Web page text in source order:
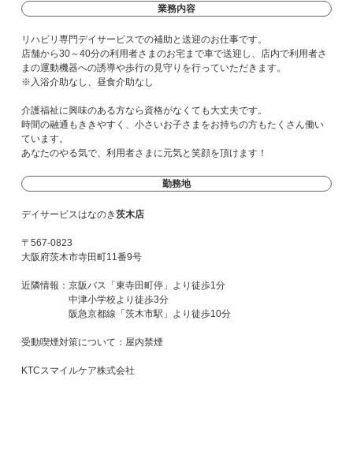
業務内容
リハビリ専門デイサービスでの補助と送迎のお仕事です。
店舗から30～40分の利用者さまのお宅まで車で送迎し、店内で利用者さ
まの運動機器への誘導や歩行の見守りを行っていただきます。
※入浴介助なし、昼食介助なし
介護福祉に興味のある方なら資格がなくても大丈夫です。
時間の融通もききやすく、小さいお子さまをお持ちの方もたくさん働い
ています。
あなたのやる気で、利用者さまに元気と笑顔を頂けます！
勤務地
デイサービスはなのき茨木店
〒567-0823
大阪府茨木市寺田町11番9号
近隣情報：京阪バス「東寺田町停」より徒歩1分
中津小学校より徒歩3分
阪急京都線「茨木市駅」より徒歩10分
受動喫煙対策について：屋内禁煙
KTCスマイルケア株式会社